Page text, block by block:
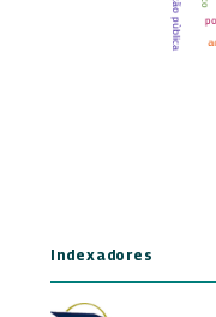
Indexadores